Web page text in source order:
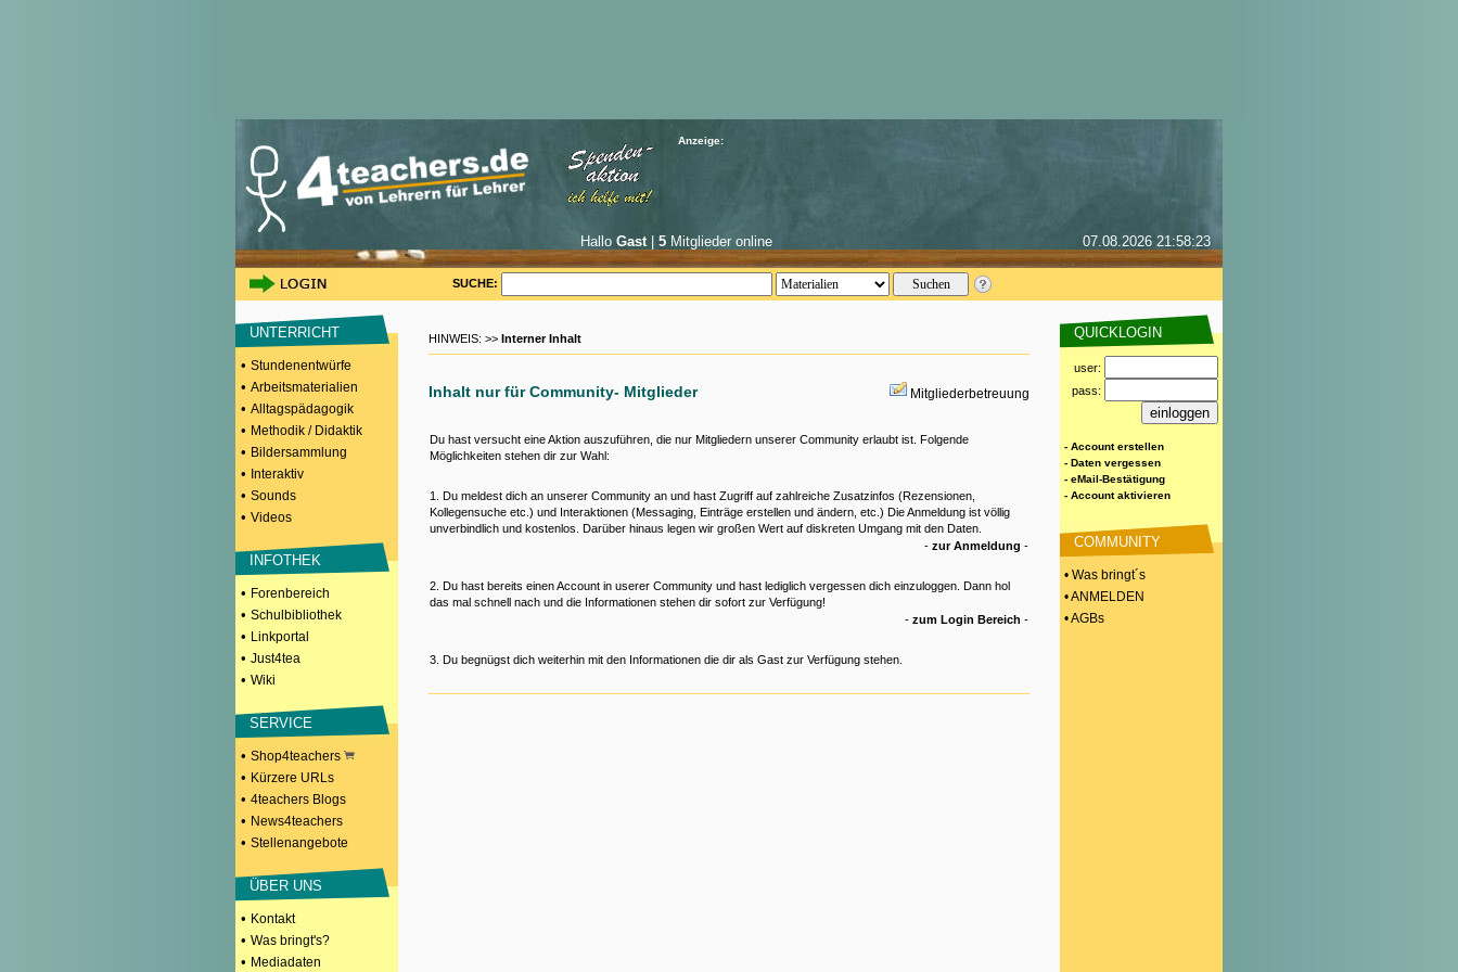
Anzeige:
Hallo Gast| 5Mitglieder online 07.08.2026 21:58:23
SUCHE:
UNTERRICHT
• Stundenentwürfe
• Arbeitsmaterialien
• Alltagspädagogik
• Methodik / Didaktik
• Bildersammlung
• Interaktiv
• Sounds
• Videos
INFOTHEK
• Forenbereich
• Schulbibliothek
• Linkportal
• Just4tea
• Wiki
SERVICE
• Shop4teachers
• Kürzere URLs
• 4teachers Blogs
• News4teachers
• Stellenangebote
ÜBER UNS
• Kontakt
• Was bringt's?
• Mediadaten
HINWEIS: >> Interner Inhalt
Inhalt nur für Community- Mitglieder Mitgliederbetreuung
Du hast versucht eine Aktion auszuführen, die nur Mitgliedern unserer Community erlaubt ist. Folgende
Möglichkeiten stehen dir zur Wahl:
1. Du meldest dich an unserer Community an und hast Zugriff auf zahlreiche Zusatzinfos (Rezensionen,
Kollegensuche etc.) und Interaktionen (Messaging, Einträge erstellen und ändern, etc.) Die Anmeldung ist völlig
unverbindlich und kostenlos. Darüber hinaus legen wir großen Wert auf diskreten Umgang mit den Daten.
- zur Anmeldung -
2. Du hast bereits einen Account in userer Community und hast lediglich vergessen dich einzuloggen. Dann hol
das mal schnell nach und die Informationen stehen dir sofort zur Verfügung!
- zum Login Bereich -
3. Du begnügst dich weiterhin mit den Informationen die dir als Gast zur Verfügung stehen.
QUICKLOGIN
user:
pass:
- Account erstellen
- Daten vergessen
- eMail-Bestätigung
- Account aktivieren
COMMUNITY
• Was bringt´s
• ANMELDEN
• AGBs